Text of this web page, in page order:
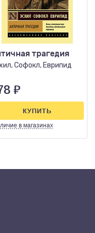
трагедия
Софокл, Еврипид
₽
в магазинах
КУПИТЬ